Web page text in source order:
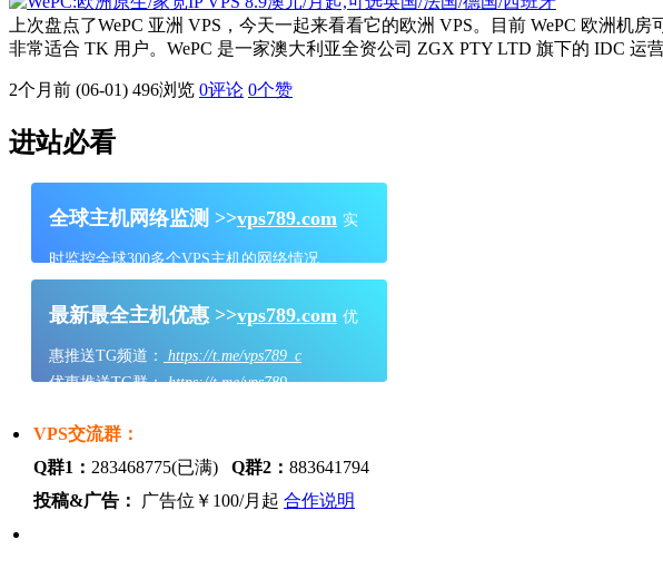
上次盘点了WePC 亚洲 VPS，今天一起来看看它的欧洲 VPS。目前 WePC 欧洲机
非常适合 TK 用户。WePC 是一家澳大利亚全资公司 ZGX PTY LTD 旗下的 IDC
2个月前 (06-01) 496浏览 0评论 0个赞
进站必看
全球主机网络监测 >>vps789.com 实
时监控全球300多个VPS主机的网络情况
最新最全主机优惠 >>vps789.com 优
惠推送TG频道：
https://t.me/vps789_c
优惠推送TG群：https://t.me/vps789
VPS交流群：
Q群1： 283468775(已满) Q群2： 883641794
投稿&广告：
广告位￥100/月起 合作说明